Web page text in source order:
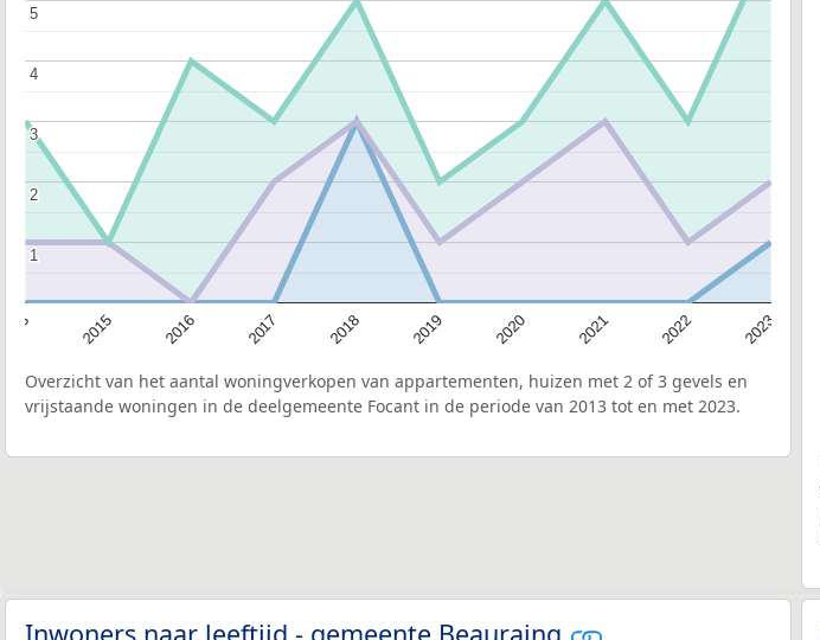
2015 2016 2017 2018 2019 2020 2021 2022 2023
11
2
2
3
3
4
4
5
5
Overzicht van het aantal woningverkopen van appartementen, huizen met 2 of 3 gevels en
vrijstaande woningen in de deelgemeente Focant in de periode van 2013 tot en met 2023.
Inwoners naar leeftijd - gemeente Beauraing